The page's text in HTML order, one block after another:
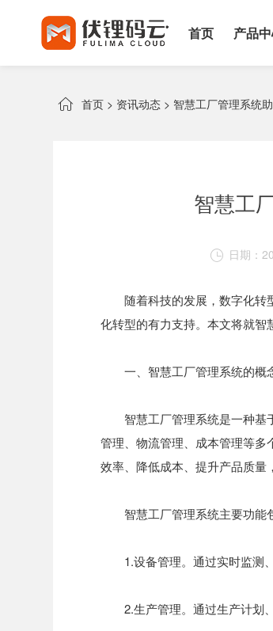
首页 产品
 首页 > 资讯动态 > 智慧工厂管理系统
智慧工
 日期：
随着科技的发展，数字化转
化转型的有力支持。本文将就智
一、智慧工厂管理系统的概
智慧工厂管理系统是一种
管理、物流管理、成本管理等
效率、降低成本、提升产品质量
智慧工厂管理系统主要功能
1.设备管理。通过实时监测
2.生产管理。通过生产计划